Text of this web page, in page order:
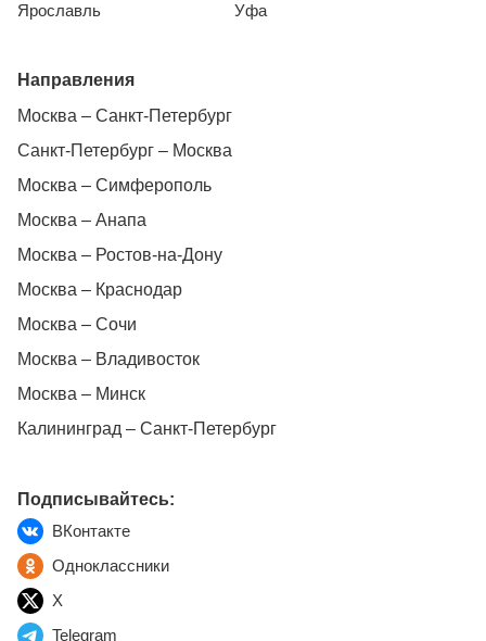
Ярославль
Уфа
Направления
Москва – Санкт-Петербург
Санкт-Петербург – Москва
Москва – Симферополь
Москва – Анапа
Москва – Ростов-на-Дону
Москва – Краснодар
Москва – Сочи
Москва – Владивосток
Москва – Минск
Калининград – Санкт-Петербург
Подписывайтесь:
ВКонтакте
Одноклассники
X
Telegram